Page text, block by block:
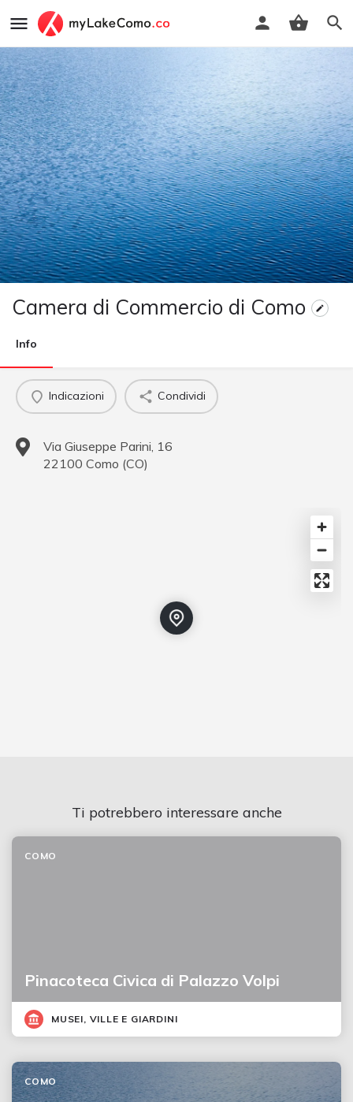
Camera di Commercio di Como
Info
Indicazioni Condividi
Via Giuseppe Parini, 16
22100 Como (CO)
Ti potrebbero interessare anche
Pinacoteca Civica di Palazzo Volpi
COMO
MUSEI, VILLE E GIARDINI
COMO